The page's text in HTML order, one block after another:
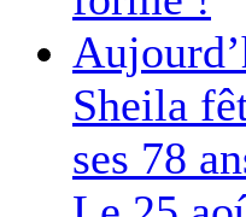
Sheila
ses 78